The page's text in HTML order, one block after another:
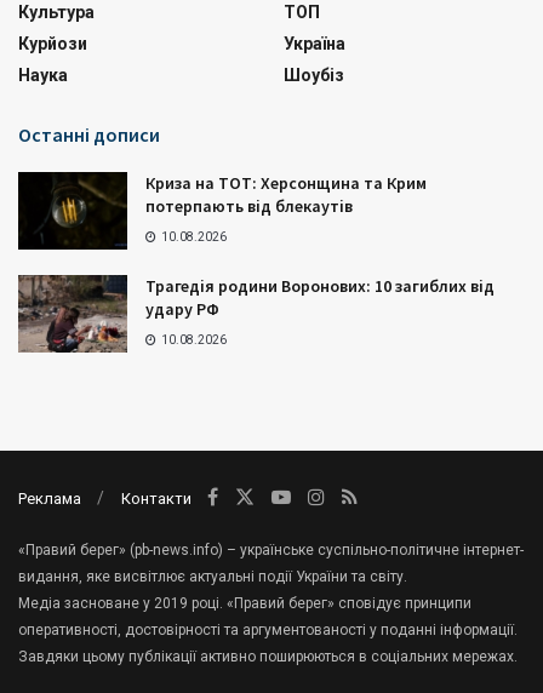
Культура
Курйози
Наука
ТОП
Україна
Шоубіз
Останні дописи
Криза на ТОТ: Херсонщина та Крим
потерпають від блекаутів
10.08.2026
Трагедія родини Воронових: 10 загиблих від
удару РФ
10.08.2026
Реклама Контакти
«Правий берег» (pb-news.info) – українське суспільно-політичне інтернет-
видання, яке висвітлює актуальні події України та світу.
Медіа засноване у 2019 році. «Правий берег» сповідує принципи
оперативності, достовірності та аргументованості у поданні інформації.
Завдяки цьому публікації активно поширюються в соціальних мережах.